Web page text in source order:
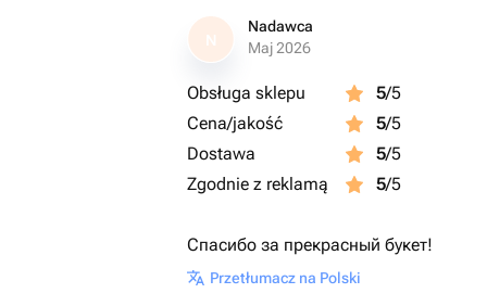
N
Nadawca
Maj 2026
Obsługa sklepu 5/5
Cena/jakość
5/5
Dostawa
5/5
Zgodnie z reklamą
5/5
Спасибо за прекрасный букет!
Przetłumacz na Polski